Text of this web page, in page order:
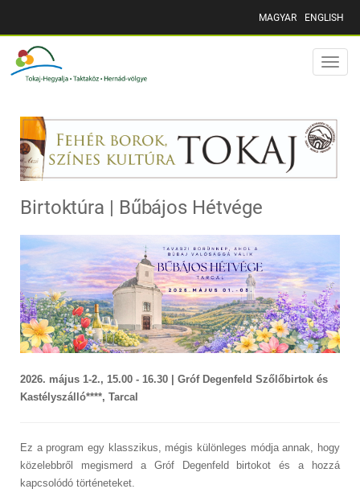
MAGYAR ENGLISH
Toggle
Birtoktúra | Bűbájos Hétvége
2026. május 1-2., 15.00 - 16.30 | Gróf Degenfeld Szőlőbirtok és
Kastélyszálló****, Tarcal
Ez a program egy klasszikus, mégis különleges módja annak, hogy
közelebbről megismerd a Gróf Degenfeld birtokot és a hozzá
kapcsolódó történeteket.